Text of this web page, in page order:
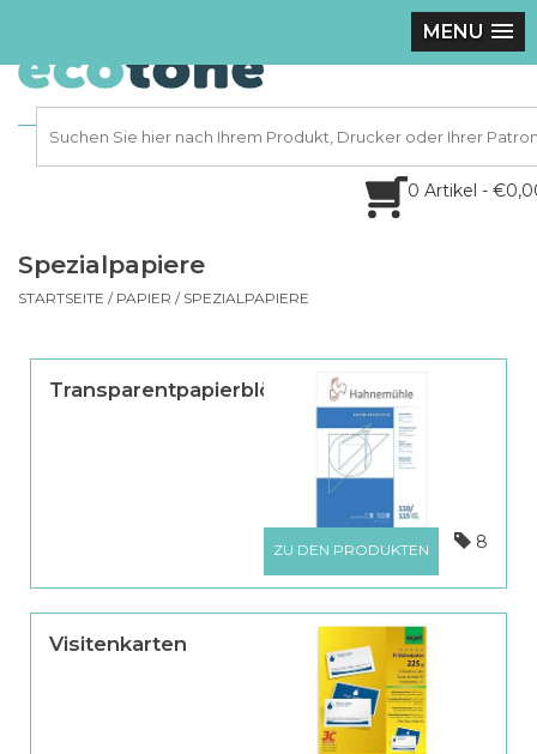
MENU
0 Artikel -
Spezialpapiere
STARTSEITE / PAPIER / SPEZIALPAPIERE
Transparentpapierblöcke
ZU DEN PRODUKTEN 8
Visitenkarten